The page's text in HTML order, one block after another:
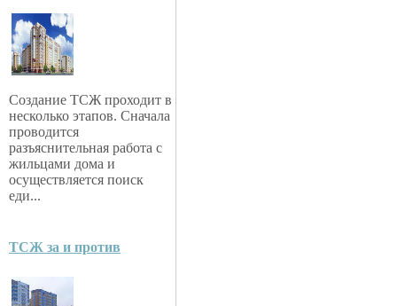
Создание ТСЖ проходит в
несколько этапов. Сначала
проводится
разъяснительная работа с
жильцами дома и
осуществляется поиск
еди...
ТСЖ за и против